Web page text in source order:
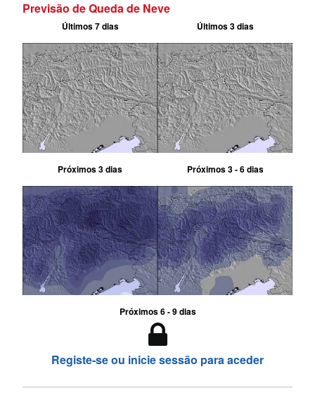
Previsão de Queda de Neve
Últimos 7 dias Últimos 3 dias
Próximos 3 dias Próximos 3 - 6 dias
Próximos 6 - 9 dias
Registe-se ou inicie sessão para aceder